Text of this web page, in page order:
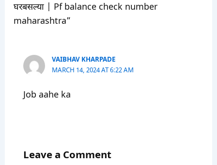
घरबसल्या | Pf balance check number
maharashtra”
VAIBHAV KHARPADE
MARCH 14, 2024 AT 6:22 AM
Job aahe ka
Leave a Comment